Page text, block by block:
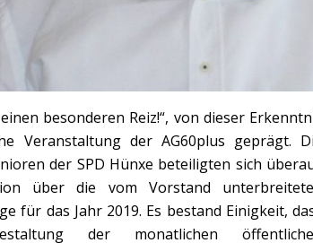
besonderen Reiz!“, von dieser
Veranstaltung der AG60plus geprägt.
der SPD Hünxe beteiligten sich
über die vom Vorstand
für das Jahr 2019. Es bestand Einigkeit,
der monatlichen